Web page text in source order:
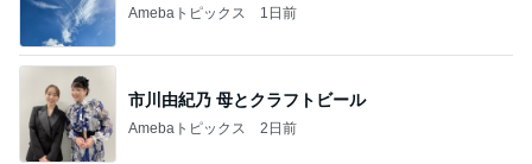
Amebaトピックス 1日前
市川由紀乃 母とクラフトビール
Amebaトピックス 2日前